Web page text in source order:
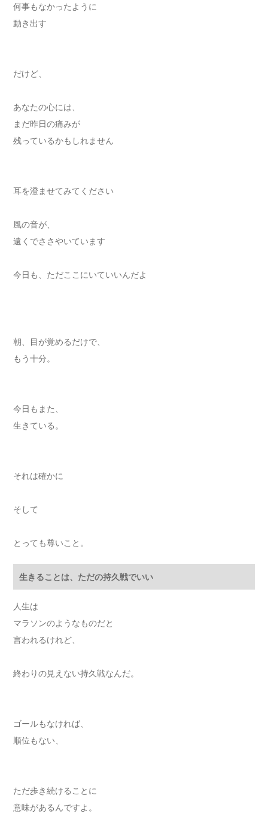
何事もなかったように
動き出す
だけど、
あなたの心には、
まだ昨日の痛みが
残っているかもしれません
耳を澄ませてみてください
風の音が、
遠くでささやいています
今日も、ただここにいていいんだよ
朝、目が覚めるだけで、
もう十分。
今日もまた、
生きている。
それは確かに
そして
とっても尊いこと。
生きることは、ただの持久戦でいい
人生は
マラソンのようなものだと
言われるけれど、
終わりの見えない持久戦なんだ。
ゴールもなければ、
順位もない、
ただ歩き続けることに
意味があるんですよ。